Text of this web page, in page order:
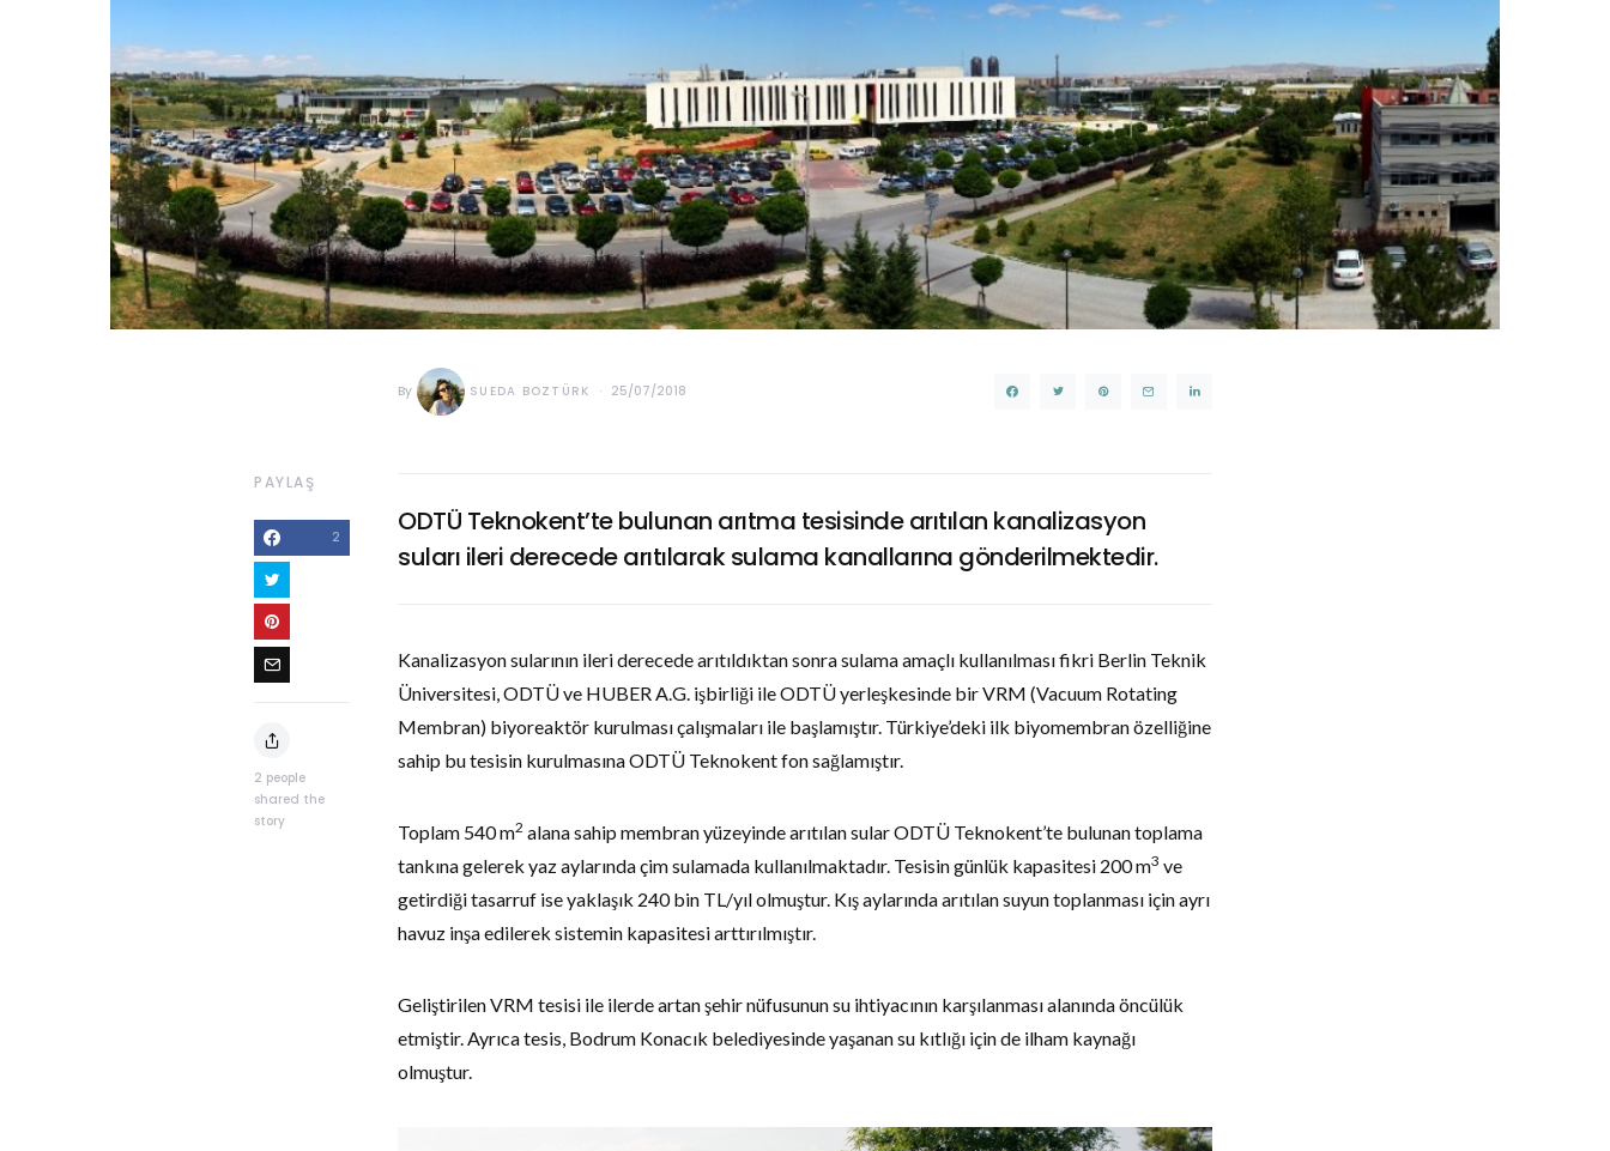
By SUEDA BOZTÜRK 25/07/2018
PAYLAŞ
2 people
shared the
story
2
ODTÜ Teknokent’te bulunan arıtma tesisinde arıtılan kanalizasyon
suları ileri derecede arıtılarak sulama kanallarına gönderilmektedir.
Kanalizasyon sularının ileri derecede arıtıldıktan sonra sulama amaçlı kullanılması fikri Berlin Teknik
Üniversitesi, ODTÜ ve HUBER A.G. işbirliği ile ODTÜ yerleşkesinde bir VRM (Vacuum Rotating
Membran) biyoreaktör kurulması çalışmaları ile başlamıştır. Türkiye’deki ilk biyomembran özelliğine
sahip bu tesisin kurulmasına ODTÜ Teknokent fon sağlamıştır.
Toplam 540 m2 alana sahip membran yüzeyinde arıtılan sular ODTÜ Teknokent’te bulunan toplama
tankına gelerek yaz aylarında çim sulamada kullanılmaktadır. Tesisin günlük kapasitesi 200 m3 ve
getirdiği tasarruf ise yaklaşık 240 bin TL/yıl olmuştur. Kış aylarında arıtılan suyun toplanması için ayrı
havuz inşa edilerek sistemin kapasitesi arttırılmıştır.
Geliştirilen VRM tesisi ile ilerde artan şehir nüfusunun su ihtiyacının karşılanması alanında öncülük
etmiştir. Ayrıca tesis, Bodrum Konacık belediyesinde yaşanan su kıtlığı için de ilham kaynağı
olmuştur.